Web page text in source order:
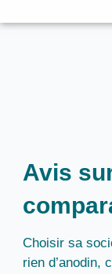
Avis
Choisir sa
rien d’anodin,